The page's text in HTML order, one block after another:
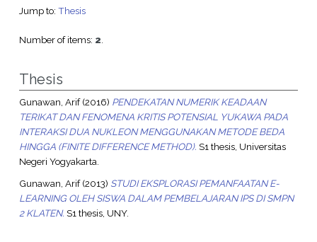
Jump to: Thesis
Number of items: 2.
Thesis
Gunawan, Arif(2016) PENDEKATAN NUMERIK KEADAAN
TERIKAT DAN FENOMENA KRITIS POTENSIAL YUKAWA PADA
INTERAKSI DUA NUKLEON MENGGUNAKAN METODE BEDA
HINGGA (FINITE DIFFERENCE METHOD). S1 thesis, Universitas
Negeri Yogyakarta.
Gunawan, Arif(2013) STUDI EKSPLORASI PEMANFAATAN E-
LEARNING OLEH SISWA DALAM PEMBELAJARAN IPS DI SMPN
2 KLATEN. S1 thesis, UNY.